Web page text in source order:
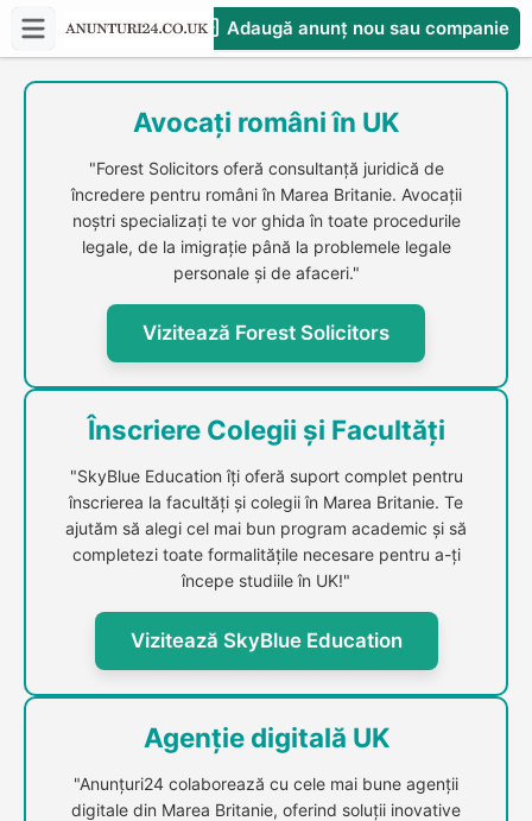
Adaugă anunț nou sau companie
CompaniesS
Avocați români în UK
"Forest Solicitors oferă consultanță juridică de
încredere pentru români în Marea Britanie. Avocații
noștri specializați te vor ghida în toate procedurile
legale, de la imigrație până la problemele legale
personale și de afaceri."
Vizitează Forest Solicitors
Înscriere Colegii și Facultăți
"SkyBlue Education îți oferă suport complet pentru
înscrierea la facultăți și colegii în Marea Britanie. Te
ajutăm să alegi cel mai bun program academic și să
completezi toate formalitățile necesare pentru a-ți
începe studiile în UK!"
Vizitează SkyBlue Education
Agenție digitală UK
"Anunțuri24 colaborează cu cele mai bune agenții
digitale din Marea Britanie, oferind soluții inovative